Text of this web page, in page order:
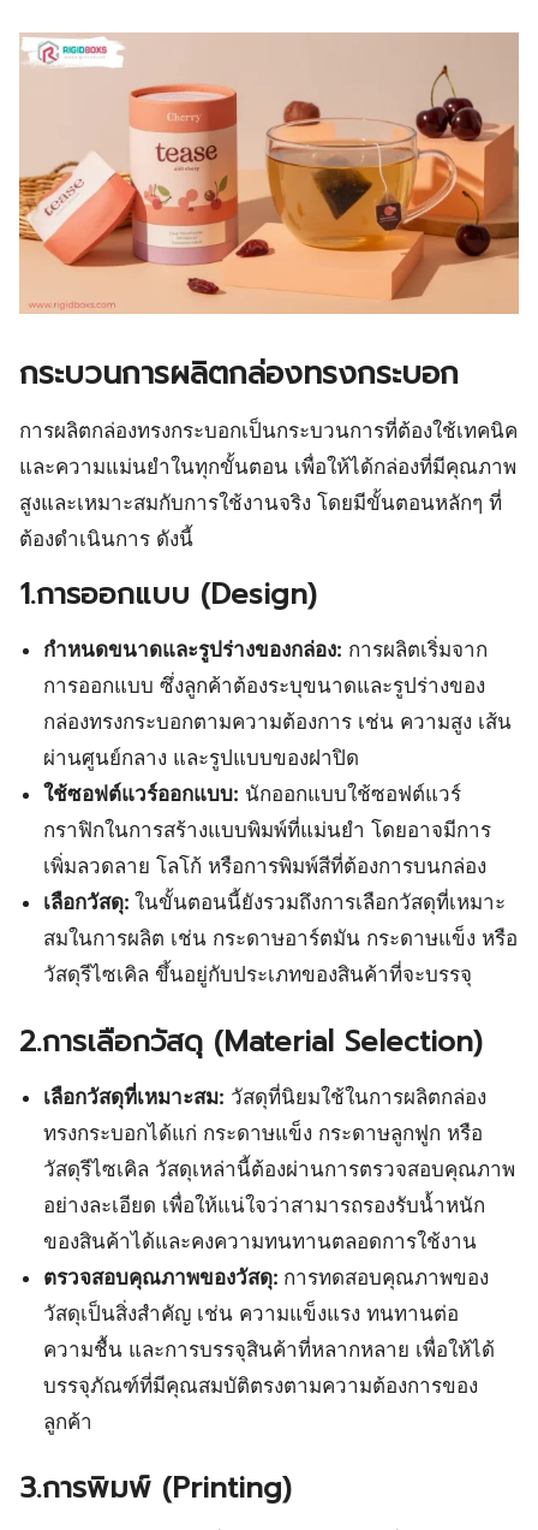
กระบวนการผลิตกล่องทรงกระบอก
การผลิตกล่องทรงกระบอกเป็นกระบวนการที่ต้องใช้เทคนิค
และความแม่นยำในทุกขั้นตอน เพื่อให้ได้กล่องที่มีคุณภาพ
สูงและเหมาะสมกับการใช้งานจริง โดยมีขั้นตอนหลักๆ ที่
ต้องดำเนินการ ดังนี้
1.การออกแบบ (Design)
กำหนดขนาดและรูปร่างของกล่อง: การผลิตเริ่มจาก
การออกแบบ ซึ่งลูกค้าต้องระบุขนาดและรูปร่างของ
กล่องทรงกระบอกตามความต้องการ เช่น ความสูง เส้น
ผ่านศูนย์กลาง และรูปแบบของฝาปิด
ใช้ซอฟต์แวร์ออกแบบ: นักออกแบบใช้ซอฟต์แวร์
กราฟิกในการสร้างแบบพิมพ์ที่แม่นยำ โดยอาจมีการ
เพิ่มลวดลาย โลโก้ หรือการพิมพ์สีที่ต้องการบนกล่อง
เลือกวัสดุ:ในขั้นตอนนี้ยังรวมถึงการเลือกวัสดุที่เหมาะ
สมในการผลิต เช่น กระดาษอาร์ตมัน กระดาษแข็ง หรือ
วัสดุรีไซเคิล ขึ้นอยู่กับประเภทของสินค้าที่จะบรรจุ
2.การเลือกวัสดุ (Material Selection)
เลือกวัสดุที่เหมาะสม: วัสดุที่นิยมใช้ในการผลิตกล่อง
ทรงกระบอกได้แก่ กระดาษแข็ง กระดาษลูกฟูก หรือ
วัสดุรีไซเคิล วัสดุเหล่านี้ต้องผ่านการตรวจสอบคุณภาพ
อย่างละเอียด เพื่อให้แน่ใจว่าสามารถรองรับน้ำหนัก
ของสินค้าได้และคงความทนทานตลอดการใช้งาน
ตรวจสอบคุณภาพของวัสดุ: การทดสอบคุณภาพของ
วัสดุเป็นสิ่งสำคัญ เช่น ความแข็งแรง ทนทานต่อ
ความชื้น และการบรรจุสินค้าที่หลากหลาย เพื่อให้ได้
บรรจุภัณฑ์ที่มีคุณสมบัติตรงตามความต้องการของ
ลูกค้า
3.การพิมพ์ (Printing)